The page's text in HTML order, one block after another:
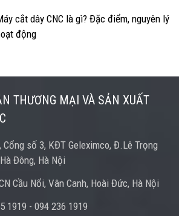
cắt dây CNC là gì? Đặc điểm, nguyên lý
động
THƯƠNG MẠI VÀ SẢN XUẤT
Cổng số 3, KĐT Geleximco, Đ.Lê Trọng
Đông, Hà Nội
Cầu Nổi, Vân Canh, Hoài Đức, Hà Nội
1919 - 094 236 1919